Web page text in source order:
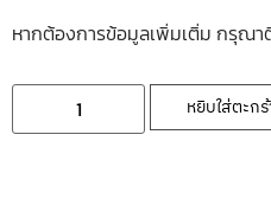
หากต้องการข้อมูลเพิ่มเติ่ม กรุณ
หยิบใส่ตะกร้